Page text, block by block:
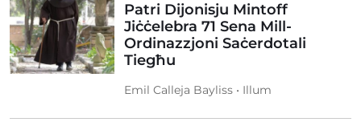
Patri Dijonisju Mintoff
Jiċċelebra 71 Sena Mill-
Ordinazzjoni Saċerdotali
Tiegħu
Emil Calleja Bayliss • Illum